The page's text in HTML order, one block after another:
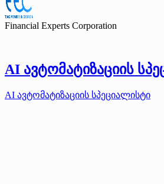
Financial Experts Corporation
AI ავტომატიზაციის
AI ავტომატიზაციის სპეციალისტი